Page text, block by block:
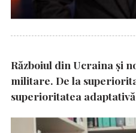
Războiul din Ucraina și
militare. De la
superioritatea